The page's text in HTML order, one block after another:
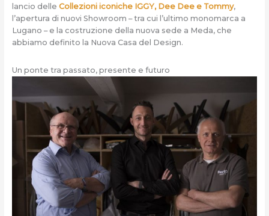
lancio delle Collezioni iconiche IGGY, Dee Dee e Tommy,
l’apertura di nuovi Showroom – tra cui l’ultimo monomarca a
Lugano – e la costruzione della nuova sede a Meda, che
abbiamo definito la Nuova Casa del Design.
Un ponte tra passato, presente e futuro